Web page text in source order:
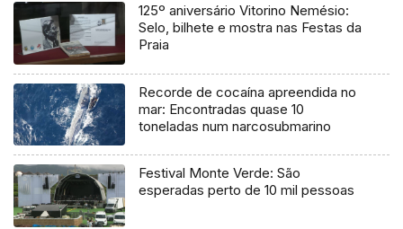
125º aniversário Vitorino Nemésio:
Selo, bilhete e mostra nas Festas da
Praia
Recorde de cocaína apreendida no
mar: Encontradas quase 10
toneladas num narcosubmarino
Festival Monte Verde: São
esperadas perto de 10 mil pessoas